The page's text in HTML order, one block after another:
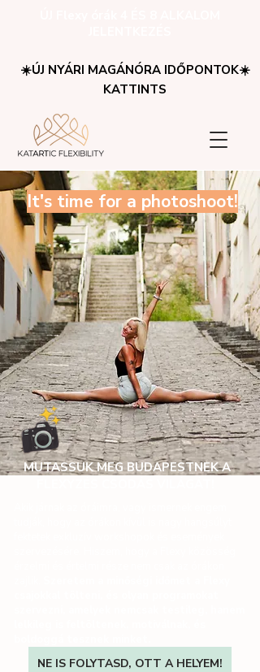
☀️ÚJ NYÁRI MAGÁNÓRA IDŐPONTOK☀️
KATTINTS
It's time for a photoshoot!
MUTASSUK MEG BUDAPESTNEK A
NE IS FOLYTASD, OTT A HELYEM!